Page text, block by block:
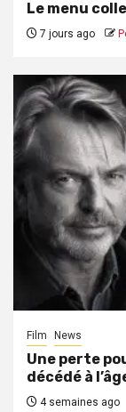
Le menu
7 jours ago
Film News
Une perte
décédé à
4 semaines ago